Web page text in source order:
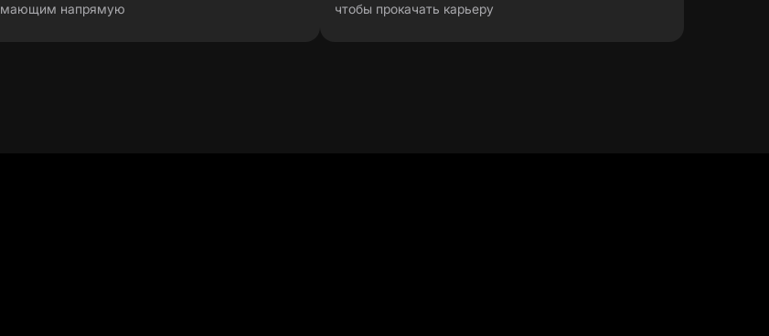
напрямую
чтобы прокачать карьеру